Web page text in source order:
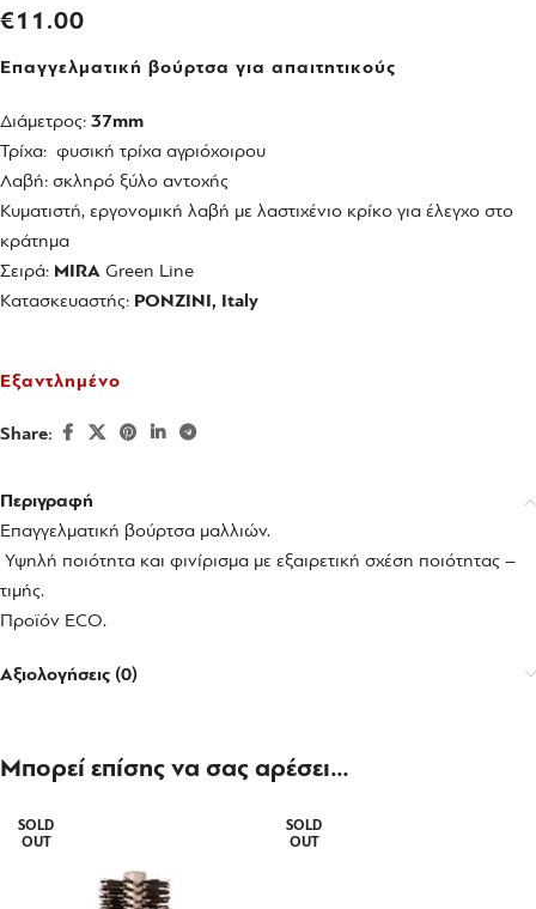
€11.00
Επαγγελματική βούρτσα για απαιτητικούς
Διάμετρος: 37mm
Τρίχα: φυσική τρίχα αγριόχοιρου
Λαβή: σκληρό ξύλο αντοχής
Κυματιστή, εργονομική λαβή με λαστιχένιο κρίκο για έλεγχο στο
κράτημα
Σειρά: MIRA Green Line
Κατασκευαστής: PONZINI, Italy
Εξαντλημένο
Share:
Περιγραφή
Επαγγελματική βούρτσα μαλλιών.
Υψηλή ποιότητα και φινίρισμα με εξαιρετική σχέση ποιότητας –
τιμής.
Προϊόν ECO.
Αξιολογήσεις (0)
Μπορεί επίσης να σας αρέσει…
SOLD
OUT
SOLD
OUT